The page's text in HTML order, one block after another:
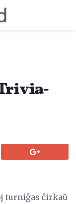
turniĝas ĉirkaŭ